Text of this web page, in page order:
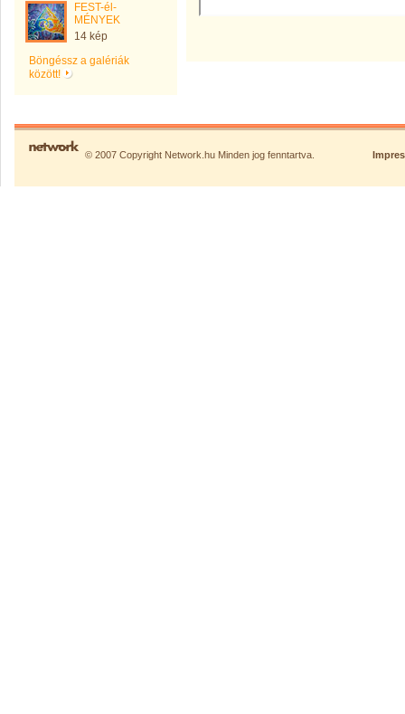
FEST-él-
MÉNYEK
14 kép
Böngéssz a galériák
között!
© 2007 Copyright Network.hu Minden jog fenntartva.